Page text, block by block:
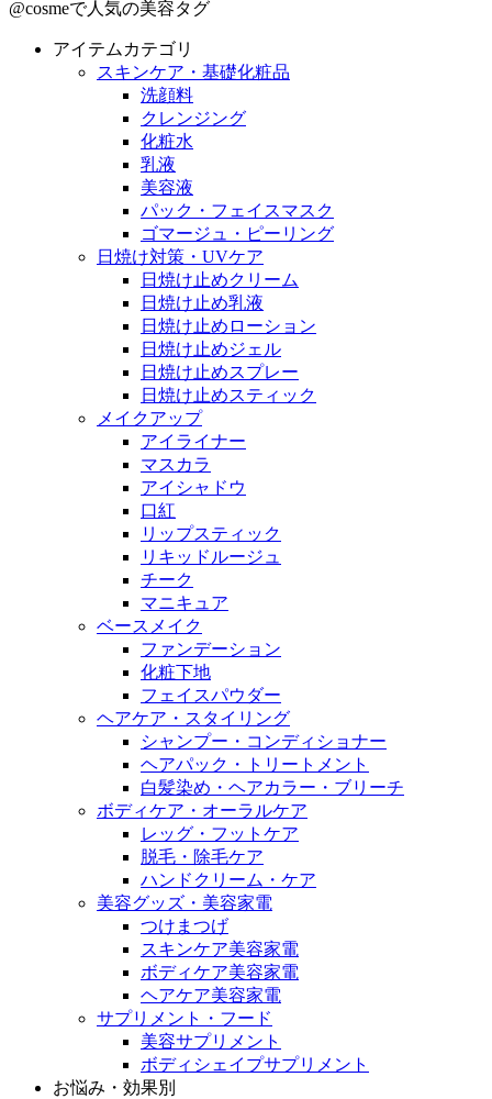
@cosmeで人気の美容タグ
アイテムカテゴリ
スキンケア・基礎化粧品
洗顔料
クレンジング
化粧水
乳液
美容液
パック・フェイスマスク
ゴマージュ・ピーリング
日焼け対策・UVケア
日焼け止めクリーム
日焼け止め乳液
日焼け止めローション
日焼け止めジェル
日焼け止めスプレー
日焼け止めスティック
メイクアップ
アイライナー
マスカラ
アイシャドウ
口紅
リップスティック
リキッドルージュ
チーク
マニキュア
ベースメイク
ファンデーション
化粧下地
フェイスパウダー
ヘアケア・スタイリング
シャンプー・コンディショナー
ヘアパック・トリートメント
白髪染め・ヘアカラー・ブリーチ
ボディケア・オーラルケア
レッグ・フットケア
脱毛・除毛ケア
ハンドクリーム・ケア
美容グッズ・美容家電
つけまつげ
スキンケア美容家電
ボディケア美容家電
ヘアケア美容家電
サプリメント・フード
美容サプリメント
ボディシェイプサプリメント
お悩み・効果別